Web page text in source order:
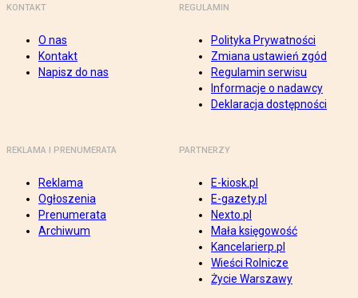
KONTAKT
O nas
Kontakt
Napisz do nas
REGULAMIN
Polityka Prywatności
Zmiana ustawień zgód
Regulamin serwisu
Informacje o nadawcy
Deklaracja dostępności
REKLAMA I PRENUMERATA
Reklama
Ogłoszenia
Prenumerata
Archiwum
PARTNERZY
E-kiosk.pl
E-gazety.pl
Nexto.pl
Mała księgowość
Kancelarierp.pl
Wieści Rolnicze
Życie Warszawy